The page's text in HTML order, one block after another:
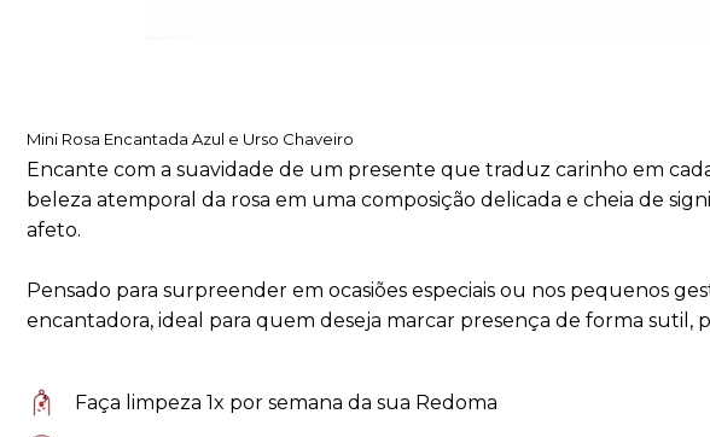
Mini Rosa Encantada Azul e Urso Chaveiro
Encante com a suavidade de um presente que traduz carinho em
beleza atemporal da rosa em uma composição delicada e cheia de
afeto.
Pensado para surpreender em ocasiões especiais ou nos pequenos
encantadora, ideal para quem deseja marcar presença de forma sutil,
Faça limpeza 1x por semana da sua Redoma